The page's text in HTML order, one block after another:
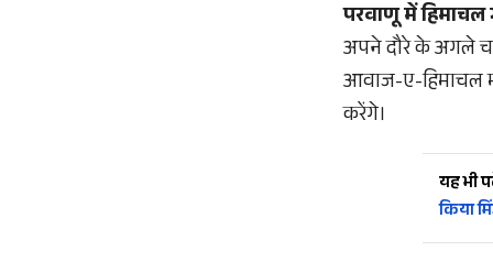
परवाणू में
अपने दौरे के अगले
आवाज-ए-हिमाचल
करेंगे।
यह भी
किया